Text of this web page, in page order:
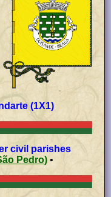
Bandeira (2x3) Estandarte (1X1)
civil parishes
(São Pedro) •